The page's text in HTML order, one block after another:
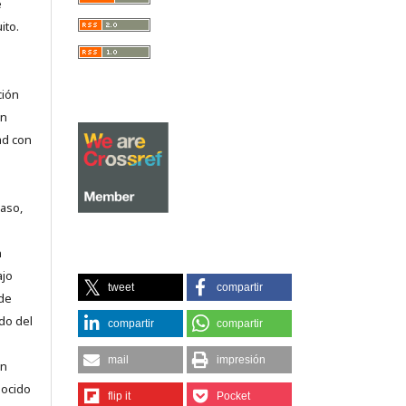
con
del
tweet compartir
compartir compartir
mail impresión
flip it Pocket